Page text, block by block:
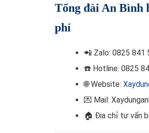
Tổng đài An Bình
phí
📲 Zalo: 0825 841
☎️ Hotline: 0825
🌐 Website:
💌 Mail:
🏠 Địa chỉ tư vấn